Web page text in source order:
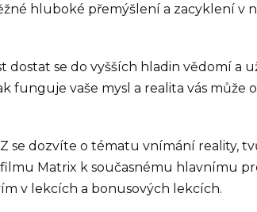
hluboké přemýšlení a zacyklení v
dostat se do vyšších hladin vědomí a
funguje vaše mysl a realita vás může
se dozvíte o tématu vnímání reality,
filmu Matrix k současnému hlavnímu
v lekcích a bonusových lekcích.